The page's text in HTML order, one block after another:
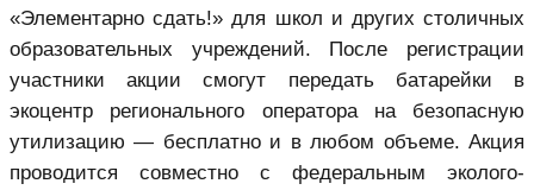
«Элементарно сдать!» для школ и других столичных
образовательных учреждений. После регистрации
участники акции смогут передать батарейки в
экоцентр регионального оператора на безопасную
утилизацию — бесплатно и в любом объеме. Акция
проводится совместно с федеральным эколого-